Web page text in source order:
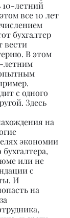
10-летний
все 10 лет
бухгалтер
вести
В этом
летним
с одного
Здесь
на
экономии
бухгалтера,
или не
с
И
на